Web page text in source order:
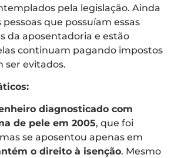
pela legislação. Ainda
que possuíam essas
da aposentadoria e estão
continuam pagando impostos
ser evitados.
diagnosticado com
de pele em 2005, que foi
se aposentou apenas em
o direito à isenção. Mesmo